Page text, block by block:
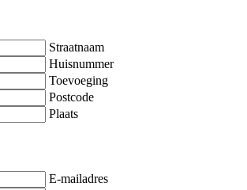
Straatnaam
Huisnummer
Toevoeging
Postcode
Plaats
E-mailadres